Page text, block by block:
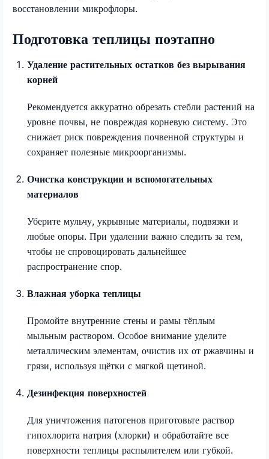
восстановлении микрофлоры.
Подготовка теплицы поэтапно
Удаление растительных остатков без вырывания
корней
Рекомендуется аккуратно обрезать стебли растений на
уровне почвы, не повреждая корневую систему. Это
снижает риск повреждения почвенной структуры и
сохраняет полезные микроорганизмы.
Очистка конструкции и вспомогательных
материалов
Уберите мульчу, укрывные материалы, подвязки и
любые опоры. При удалении важно следить за тем,
чтобы не спровоцировать дальнейшее
распространение спор.
Влажная уборка теплицы
Промойте внутренние стены и рамы тёплым
мыльным раствором. Особое внимание уделите
металлическим элементам, очистив их от ржавчины и
грязи, используя щётки с мягкой щетиной.
Дезинфекция поверхностей
Для уничтожения патогенов приготовьте раствор
гипохлорита натрия (хлорки) и обработайте все
поверхности теплицы распылителем или губкой.